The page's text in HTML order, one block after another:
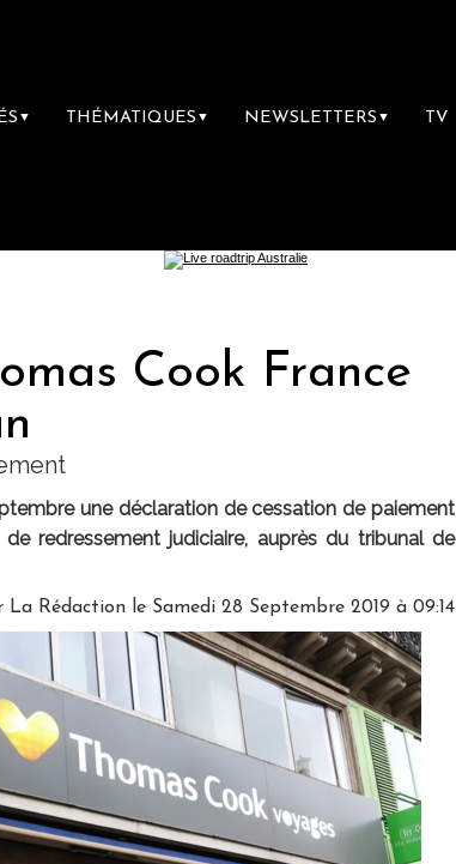
▼ THÉMATIQUES ▼ NEWSLETTERS ▼ TV
Cook France
une déclaration de cessation de paiement
redressement judiciaire, auprès du tribunal de
La Rédaction le Samedi 28 Septembre 2019 à 09:14